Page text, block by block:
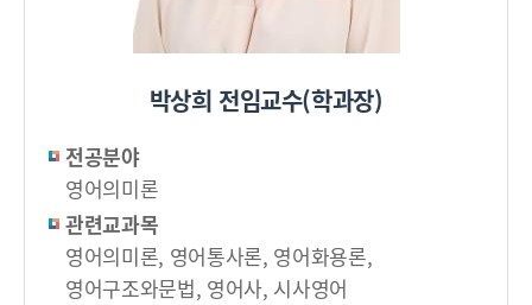
박상희 전임교수(학과장)
전공분야
영어의미론
관련교과목
영어의미론, 영어통사론, 영어화용론,
영어구조와문법, 영어사, 시사영어